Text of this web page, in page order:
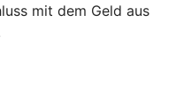
mit dem Geld aus